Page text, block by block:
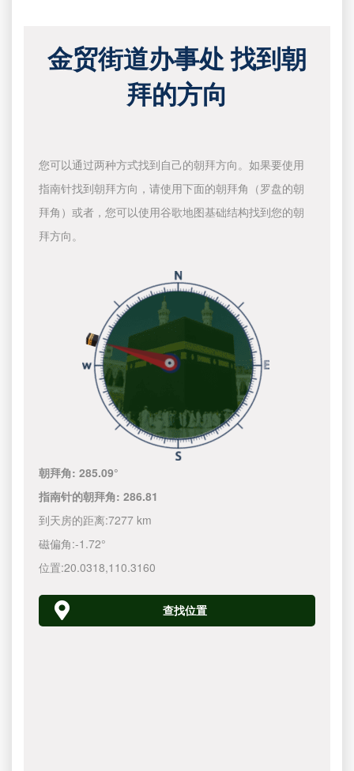
金贸街道办事处 找到朝
拜的方向
您可以通过两种方式找到自己的朝拜方向。如果要使用
指南针找到朝拜方向，请使用下面的朝拜角（罗盘的朝
拜角）或者，您可以使用谷歌地图基础结构找到您的朝
拜方向。
朝拜角:285.09°
指南针的朝拜角:286.81
到天房的距离:7277 km
磁偏角:-1.72°
位置:20.0318,110.3160
查找位置